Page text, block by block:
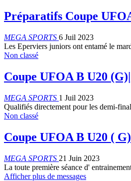
Préparatifs Coupe
MEGA SPORTS 6 Juil 2023
Les Eperviers juniors ont entamé le
Non classé
Coupe UFOA B U20
MEGA SPORTS 1 Juil 2023
Qualifiés directement pour les demi-
Non classé
Coupe UFOA B U20 (
MEGA SPORTS 21 Juin 2023
La toute première séance d'
Afficher plus de messages